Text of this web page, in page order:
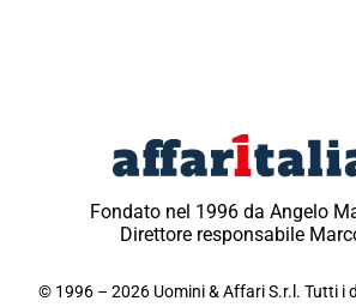
Fondato nel 1996 da Angelo
Direttore responsabile
© 1996 – 2026 Uomini & Affari S.r.l. Tutti i